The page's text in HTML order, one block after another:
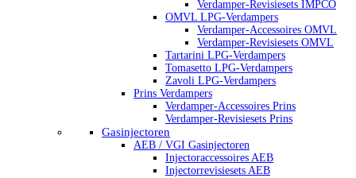
Verdamper-Revisiesets IMPCO
OMVL LPG-Verdampers
Verdamper-Accessoires OMVL
Verdamper-Revisiesets OMVL
Tartarini LPG-Verdampers
Tomasetto LPG-Verdampers
Zavoli LPG-Verdampers
Prins Verdampers
Verdamper-Accessoires Prins
Verdamper-Revisiesets Prins
Gasinjectoren
AEB / VGI Gasinjectoren
Injectoraccessoires AEB
Injectorrevisiesets AEB